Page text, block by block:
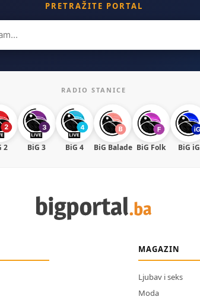
PRETRAŽITE PORTAL
RADIO STANICE
2 BiG 3 BiG 4 BiG Balade BiG Folk BiG iG
MAGAZIN
Ljubav i seks
Moda